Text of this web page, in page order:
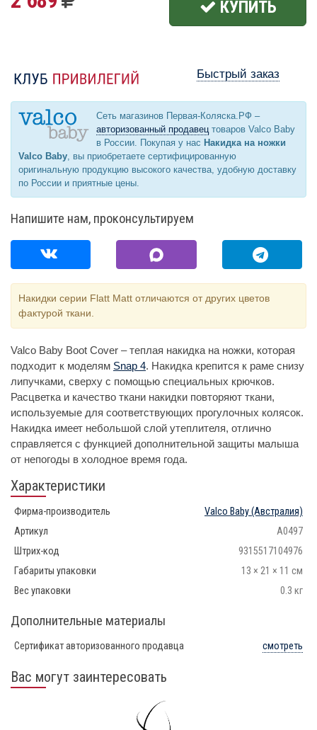
КУПИТЬ
Быстрый заказ
Сеть магазинов Первая-Коляска.РФ –
авторизованный продавецтоваров Valco Baby
в России. Покупая у нас Накидка на ножки
Valco Baby, вы приобретаете сертифицированную
оригинальную продукцию высокого качества, удобную доставку
по России и приятные цены.
Напишите нам, проконсультируем
Накидки серии Flatt Matt отличаются от других цветов
фактурой ткани.
Valco Baby Boot Cover – теплая накидка на ножки, которая
подходит к моделям Snap 4. Накидка крепится к раме снизу
липучками, сверху с помощью специальных крючков.
Расцветка и качество ткани накидки повторяют ткани,
используемые для соответствующих прогулочных колясок.
Накидка имеет небольшой слой утеплителя, отлично
справляется с функцией дополнительной защиты малыша
от непогоды в холодное время года.
Характеристики
Фирма-производитель Valco Baby(Австралия)
Артикул
A0497
Штрих-код
9315517104976
Габариты упаковки
13 × 21 × 11 см
Вес упаковки
0.3 кг
Дополнительные материалы
Сертификат авторизованного продавца смотреть
Вас могут заинтересовать